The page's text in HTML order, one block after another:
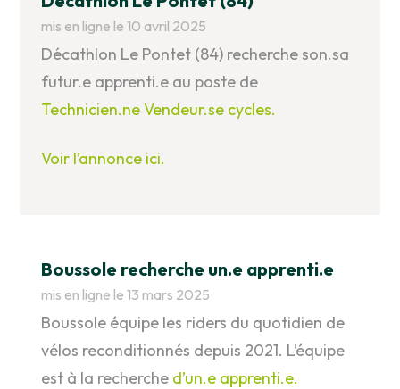
mis en ligne le 10 avril 2025
Décathlon Le Pontet (84) recherche son.sa
futur.e apprenti.e au poste de
Technicien.ne Vendeur.se cycles.
Voir l’annonce ici.
Boussole recherche un.e apprenti.e
mis en ligne le 13 mars 2025
Boussole équipe les riders du quotidien de
vélos reconditionnés depuis 2021. L’équipe
est à la recherche d’un.e apprenti.e.